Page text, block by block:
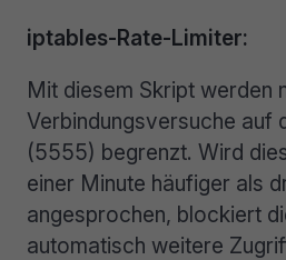
iptables-Rate-Limiter:
Mit diesem Skript werden
Verbindungsversuche auf
(5555) begrenzt. Wird
einer Minute häufiger als
angesprochen, blockiert
automatisch weitere